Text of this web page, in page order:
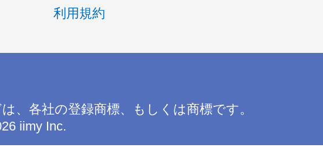
利用規約
、各社の登録商標、もしくは商標です。
iimy Inc.